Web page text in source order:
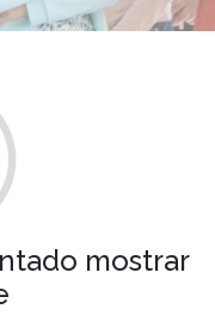
mostrar